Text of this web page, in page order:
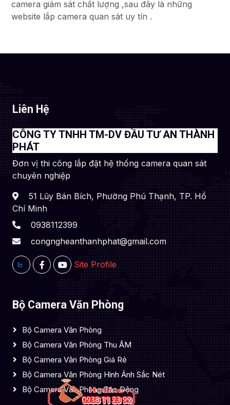
camera giám sát chất lượng ,sau đây là những
website lắp camera quan sát uy tín .
Liên Hệ
CÔNG TY TNHH TM-DV ĐẦU TƯ AN THÀNH
PHÁT
Đơn vị thi công lắp đặt hệ thống camera quan sát
chuyên nghiệp
51 Lũy Bán Bích, Phường Phú Thạnh, TP. Hồ
Chí Minh
0938112399
congngheanthanhphat@gmail.com
Site Profile
Bộ Camera Văn Phòng
Bộ Camera Văn Phòng
Bộ Camera Văn Phòng Thu ÂM
Bộ Camera Văn Phòng Giá Rẻ
Bộ Camera Văn Phòng Hình Ảnh Sắc Nét
Bộ Camera Văn Phòng Báo Động